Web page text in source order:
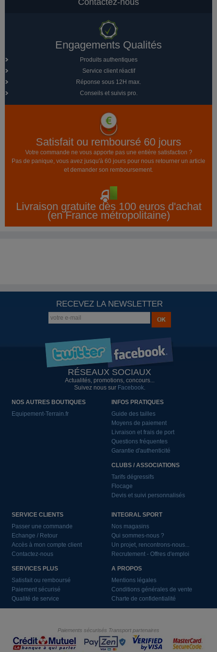
Contactez-nous
Engagements Qualités
Produits authentiques
Service client réactif
Réponse sous 12H max.
Conseils et suivis pro.
Satisfait ou remboursé 60 jours
Votre commande ne vous apporte pas une entière satisfaction ?
Pas de panique, vous avez jusqu'à 60 jours pour nous retourner un article
et demander son remboursement.
Livraison gratuite dès 100 euros d'achat
(en France métropolitaine)
RECEVEZ LA NEWSLETTER
RÉSEAUX SOCIAUX
Actualités, promotions, concours...
Suivez nous sur Facebook.
NOS AUTRES BOUTIQUES
Equipement-Terrain.fr
INFOS PRATIQUES
Guide des tailles
Moyens de paiement
Livraison et frais de port
Questions fréquentes
Garantie d'authenticité
CLUBS / ASSOCIATIONS
Tarifs dégressifs
Flocage
Devis et suivi personnalisés
SERVICE CLIENTS
Passer une commande
Echange / Retour
Accès à mon compte client
Contactez-nous
SERVICES PLUS
Satisfait ou remboursé
Paiement sécurisé
Qualité de service
INTEGRAL SPORT
Nos magasins
Qui sommes-nous ?
Un projet, rencontrons-nous...
Recrutement - Offres d'emploi
A PROPOS
Mentions légales
Conditions générales de vente
Charte de confidentialité
Paiements sécurisés Transport partenaires